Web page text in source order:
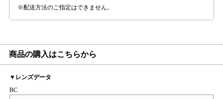
配送方法のご指定はできません。
商品の購入はこちらから
▼レンズデータ
BC